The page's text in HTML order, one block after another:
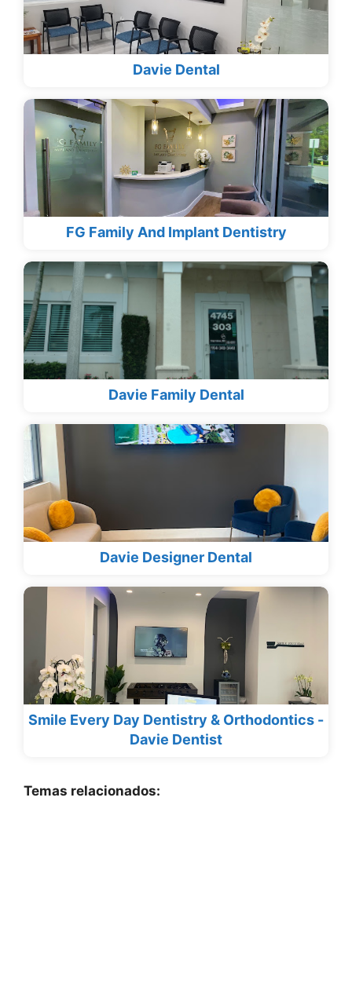
Davie Dental
FG Family And Implant Dentistry
Davie Family Dental
Davie Designer Dental
Smile Every Day Dentistry & Orthodontics -
Davie Dentist
Temas relacionados: